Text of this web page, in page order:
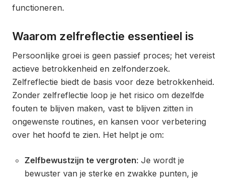
functioneren.
Waarom zelfreflectie essentieel is
Persoonlijke groei is geen passief proces; het vereist
actieve betrokkenheid en zelfonderzoek.
Zelfreflectie biedt de basis voor deze betrokkenheid.
Zonder zelfreflectie loop je het risico om dezelfde
fouten te blijven maken, vast te blijven zitten in
ongewenste routines, en kansen voor verbetering
over het hoofd te zien. Het helpt je om:
Zelfbewustzijn te vergroten: Je wordt je
bewuster van je sterke en zwakke punten, je